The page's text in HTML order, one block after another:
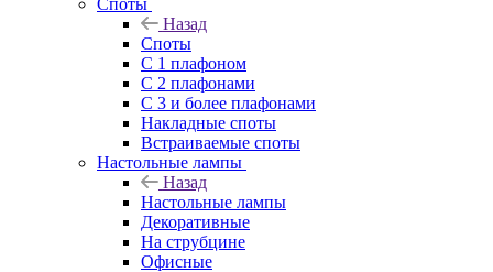
Споты
Назад
Споты
С 1 плафоном
С 2 плафонами
С 3 и более плафонами
Накладные споты
Встраиваемые споты
Настольные лампы
Назад
Настольные лампы
Декоративные
На струбцине
Офисные